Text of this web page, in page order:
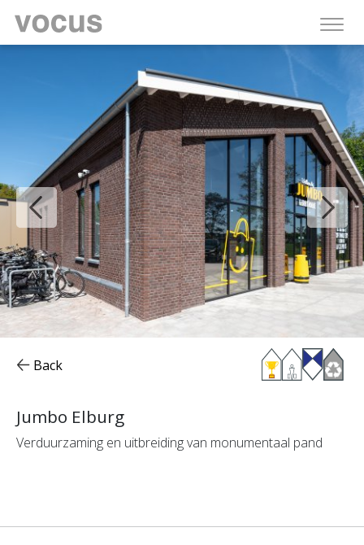
Jumbo Elburg
Verduurzaming en uitbreiding van monumentaal pand
Back